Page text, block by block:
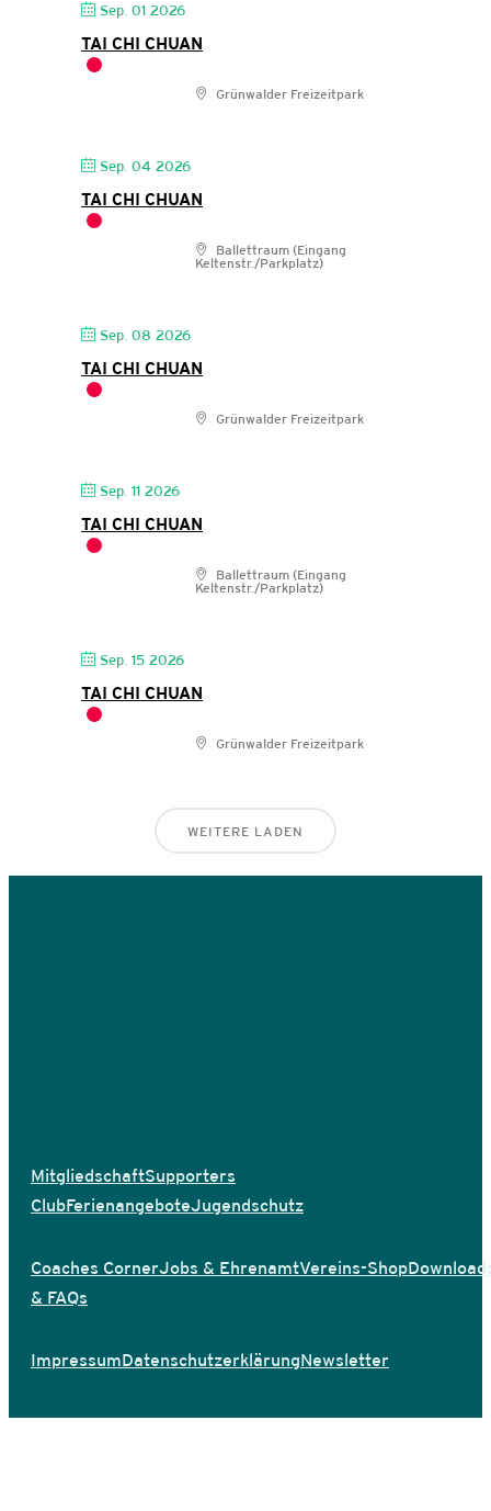
Sep. 01 2026
TAI CHI CHUAN
Grünwalder Freizeitpark
Sep. 04 2026
TAI CHI CHUAN
Ballettraum (Eingang
Keltenstr./Parkplatz)
Sep. 08 2026
TAI CHI CHUAN
Grünwalder Freizeitpark
Sep. 11 2026
TAI CHI CHUAN
Ballettraum (Eingang
Keltenstr./Parkplatz)
Sep. 15 2026
TAI CHI CHUAN
Grünwalder Freizeitpark
WEITERE LADEN
MitgliedschaftSupporters
ClubFerienangeboteJugendschutz
Coaches CornerJobs & EhrenamtVereins-Shop
& FAQs
ImpressumDatenschutzerklärungNewsletter